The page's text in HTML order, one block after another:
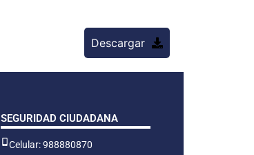
Descargar
SEGURIDAD CIUDADANA
Celular: 988880870